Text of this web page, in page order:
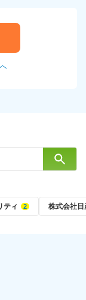
ティ 株式会社